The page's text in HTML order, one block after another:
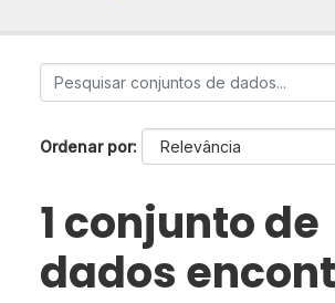
Ordenar por
1 conjunto de
dados